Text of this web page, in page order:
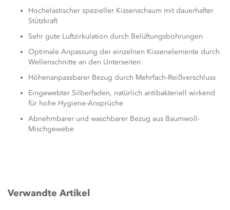
Hochelastischer spezieller Kissenschaum mit dauerhafter
Stützkraft
Sehr gute Luftzirkulation durch Belüftungsbohrungen
Optimale Anpassung der einzelnen Kissenelemente durch
Wellenschnitte an den Unterseiten
Höhenanpassbarer Bezug durch Mehrfach-Reißverschluss
Eingewebter Silberfaden, natürlich antibakteriell wirkend
für hohe Hygiene-Ansprüche
Abnehmbarer und waschbarer Bezug aus Baumwoll-
Mischgewebe
Verwandte Artikel